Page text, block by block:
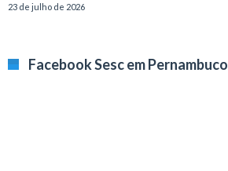
23 de julho de 2026
Facebook Sesc em Pernambuco